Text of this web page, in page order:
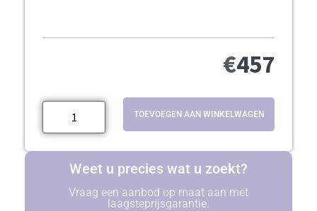
€457
TOEVOEGEN AAN WINKELWAGEN
Weet u precies wat u zoekt?
Vraag een aanbod op maat aan met
laagsteprijsgarantie.